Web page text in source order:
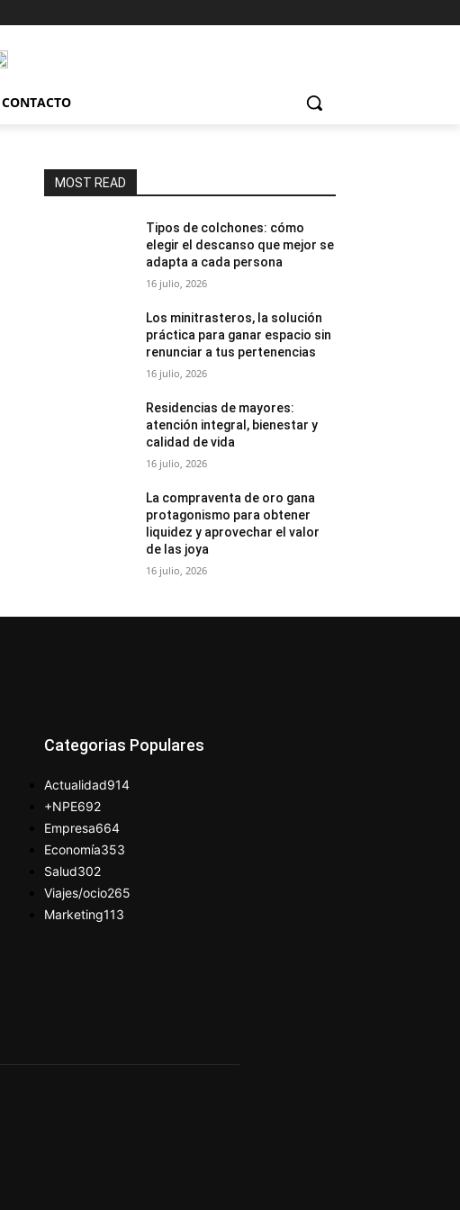
CONTACTO
MOST READ
Tipos de colchones: cómo
elegir el descanso que mejor se
adapta a cada persona
16 julio, 2026
Los minitrasteros, la solución
práctica para ganar espacio sin
renunciar a tus pertenencias
16 julio, 2026
Residencias de mayores:
atención integral, bienestar y
calidad de vida
16 julio, 2026
La compraventa de oro gana
protagonismo para obtener
liquidez y aprovechar el valor
de las joya
16 julio, 2026
Categorias Populares
Actualidad914
+NPE692
Empresa664
Economía353
Salud302
Viajes/ocio265
Marketing113